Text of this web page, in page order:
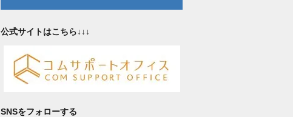
公式サイトはこちら↓↓↓
SNSをフォローする